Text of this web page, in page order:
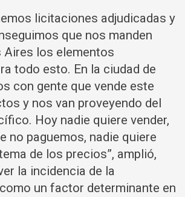
licitaciones adjudicadas y
que nos manden
Aires los elementos
todo esto. En la ciudad de
con gente que vende este
y nos van proveyendo del
Hoy nadie quiere vender,
no paguemos, nadie quiere
de los precios”, amplió,
la incidencia de la
un factor determinante en